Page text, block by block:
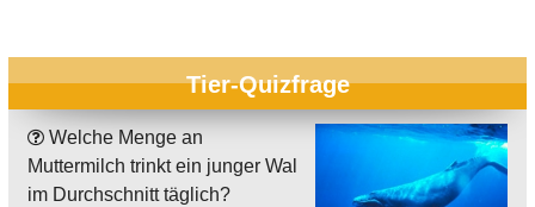
Tier-Quizfrage
Welche Menge an
Muttermilch trinkt ein junger Wal
im Durchschnitt täglich?